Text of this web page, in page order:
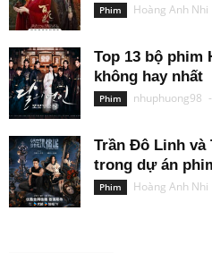
Phim Hoàng Anh Nhi
Top 13 bộ phim
không hay nhất
Phim nhuphuong98 -
Trần Đô Linh và
trong dự án
Phim Hoàng Anh Nhi